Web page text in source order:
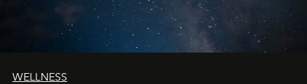
WELLNESS